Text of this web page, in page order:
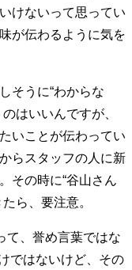
けないって思ってい
が伝わるように気を
そうに“わからな
はいいんですが、
いことが伝わってい
らスタッフの人に新
その時に“谷山さん
ら、要注意。
て、誉め言葉ではな
ではないけど、その